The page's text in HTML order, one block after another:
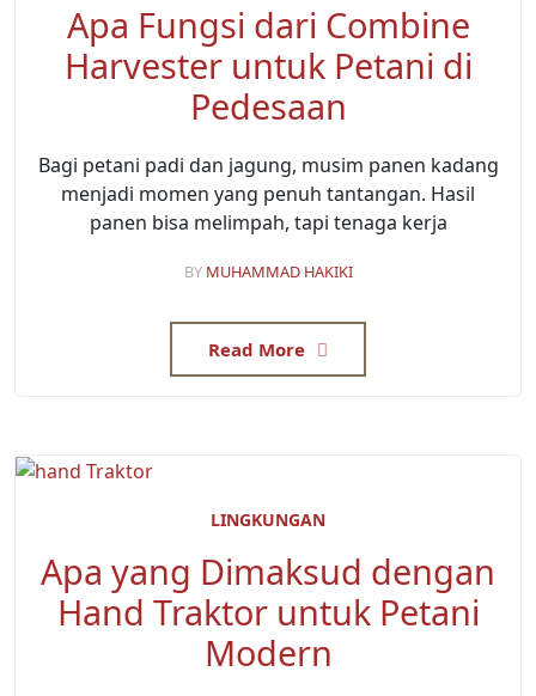
Apa Fungsi dari Combine
Harvester untuk Petani di
Pedesaan
Bagi petani padi dan jagung, musim panen kadang
menjadi momen yang penuh tantangan. Hasil
panen bisa melimpah, tapi tenaga kerja
BY MUHAMMAD HAKIKI
Read More
LINGKUNGAN
Apa yang Dimaksud dengan
Hand Traktor untuk Petani
Modern